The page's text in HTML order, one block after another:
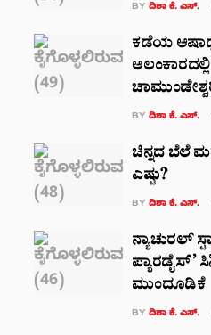
BY ದಿಶಾ ಕೆ. ಎಸ್.
ಕಡೆಯ ಆಷಾಢ
BY ದಿಶಾ ಕೆ. ಎಸ್.
ಚಿನ್ನದ ಬೆಲೆ
ಎಷ್ಟು?
BY ದಿಶಾ ಕೆ. ಎಸ್.
ನ್ಯಾಚುರಲ್
ಪ್ಯಾರಡೈಸ್’
ಮುಂದೂಡಿಕೆ
BY ದಿಶಾ ಕೆ. ಎಸ್.